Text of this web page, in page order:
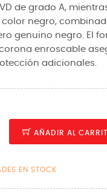
de grado A,
color negro,
genuino negro. El
enroscable
adicionales.
AÑADIR AL
EN STOCK